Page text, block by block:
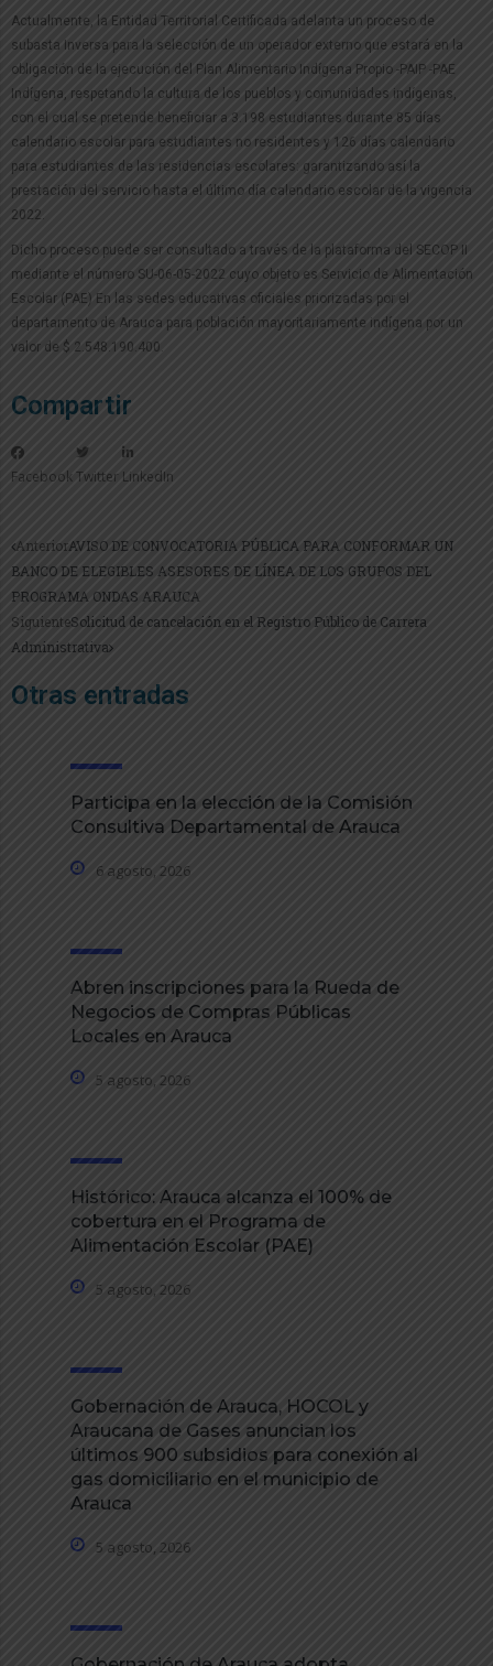
Actualmente, la Entidad Territorial Certificada adelanta un proceso de
subasta Inversa para la selección de un operador externo que estará en la
obligación de la ejecución del Plan Alimentario Indígena Propio -PAIP -PAE
Indígena, respetando la cultura de los pueblos y comunidades indígenas,
con el cual se pretende beneficiar a 3.198 estudiantes durante 85 días
calendario escolar para estudiantes no residentes y 126 días calendario
para estudiantes de las residencias escolares: garantizando así la
prestación del servicio hasta el último día calendario escolar de la vigencia
2022.
Dicho proceso puede ser consultado a través de la plataforma del SECOP II
mediante el número SU-06-05-2022 cuyo objeto es Servicio de Alimentación
Escolar (PAE) En las sedes educativas oficiales priorizadas por el
departamento de Arauca para población mayoritariamente indígena por un
valor de $ 2.548.190.400.
Compartir
FacebookTwitter LinkedIn
AnteriorAVISO DE CONVOCATORIA PÚBLICA PARA CONFORMAR UN
BANCO DE ELEGIBLES ASESORES DE LÍNEA DE LOS GRUPOS DEL
PROGRAMA ONDAS ARAUCA
SiguienteSolicitud de cancelación en el Registro Público de Carrera
Administrativa
Otras entradas
Participa en la elección de la Comisión
Consultiva Departamental de Arauca
6 agosto, 2026
Abren inscripciones para la Rueda de
Negocios de Compras Públicas
Locales en Arauca
5 agosto, 2026
Histórico: Arauca alcanza el 100% de
cobertura en el Programa de
Alimentación Escolar (PAE)
5 agosto, 2026
Gobernación de Arauca, HOCOL y
Araucana de Gases anuncian los
últimos 900 subsidios para conexión al
gas domiciliario en el municipio de
Arauca
5 agosto, 2026